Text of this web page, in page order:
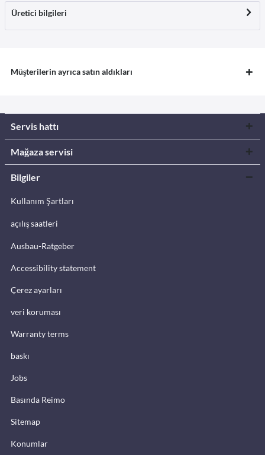
Üretici bilgileri
Müşterilerin ayrıca satın aldıkları
Servis hattı
Mağaza servisi
Bilgiler
Kullanım Şartları
açılış saatleri
Ausbau-Ratgeber
Accessibility statement
Çerez ayarları
veri koruması
Warranty terms
baskı
Jobs
Basında Reimo
Sitemap
Konumlar